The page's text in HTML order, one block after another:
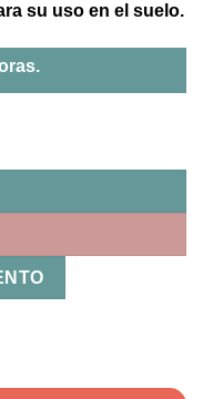
su uso en el suelo.